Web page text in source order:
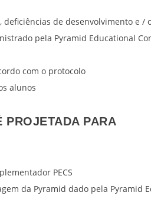
de desenvolvimento e /
pela Pyramid Educational
com o protocolo
alunos
PROJETADA PARA
PECS
da Pyramid dado pela Pyramid